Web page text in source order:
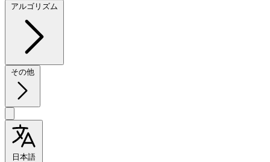
アルゴリズム
その他
日本語